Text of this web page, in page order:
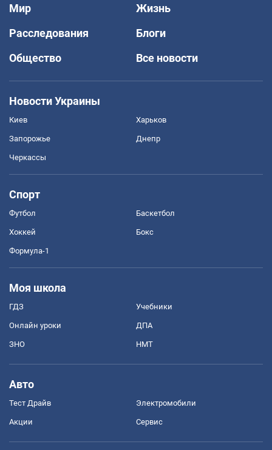
Мир
Жизнь
Расследования
Блоги
Общество
Все новости
Новости Украины
Киев Харьков
Запорожье Днепр
Черкассы
Спорт
Футбол Баскетбол
Хоккей Бокс
Формула-1
Моя школа
ГДЗ Учебники
Онлайн уроки ДПА
ЗНО НМТ
Авто
Тест Драйв Электромобили
Акции Сервис